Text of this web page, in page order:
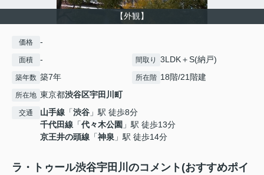
【外観】
価格 -
面積 - 間取り 3LDK＋S(納戸)
築年数 築7年 所在階 18階/21階建
所在地 東京都渋谷区宇田川町
交通 山手線 「渋谷 」駅 徒歩8分
千代田線 「代々木公園 」駅 徒歩13分
京王井の頭線 「神泉 」駅 徒歩14分
ラ・トゥール渋谷宇田川のコメント(おすすめポイ